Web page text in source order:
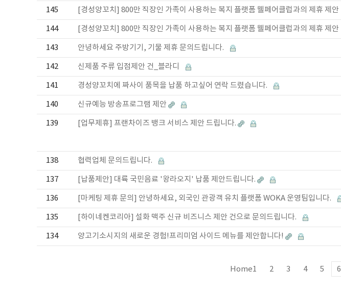
145 [경성양꼬치] 800만 직장인 가족이 사용하는 복지 플랫폼 웰페어클럽과의 제휴 제안
144 [경성양꼬치] 800만 직장인 가족이 사용하는 복지 플랫폼 웰페어클럽과의 제휴 제안
143 안녕하세요 주방기기, 기물 제휴 문의드립니다.
142 신제품 주류 입점제안 건_블라디
141 경성양꼬치에 짜사이 품목을 납품 하고싶어 연락 드렸습니다.
140 신규예능 방송프로그램 제안
139 [업무제휴] 프랜차이즈 뱅크 서비스 제안 드립니다.
138 협력업체 문의드립니다.
137 [납품제안] 대륙 국민음료 '왕라오지' 납품 제안드립니다.
136 [마케팅 제휴 문의] 안녕하세요, 외국인 관광객 유치 플랫폼 WOKA 운영팀입니다.
135 [하이네켄코리아] 설화 맥주 신규 비즈니스 제안 건으로 문의드립니다.
134 양고기소시지의 새로운 경험!프리미엄 사이드 메뉴를 제안합니다!
Home1 2 3 4 5 6